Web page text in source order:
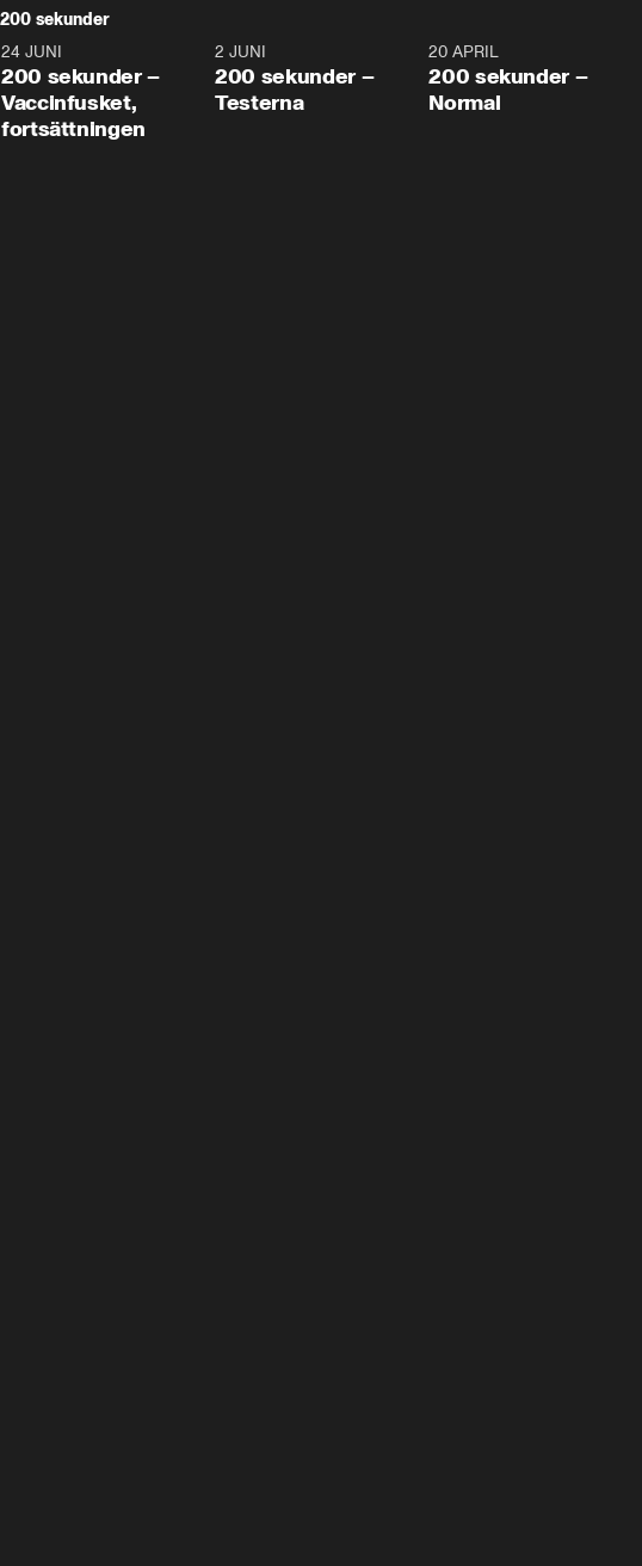
200 sekunder
5:00
24 JUNI
200 sekunder –
Vaccinfusket,
fortsättningen
4:23
2 JUNI
200 sekunder –
Testerna
20 APRIL
200 sekunder –
Normal